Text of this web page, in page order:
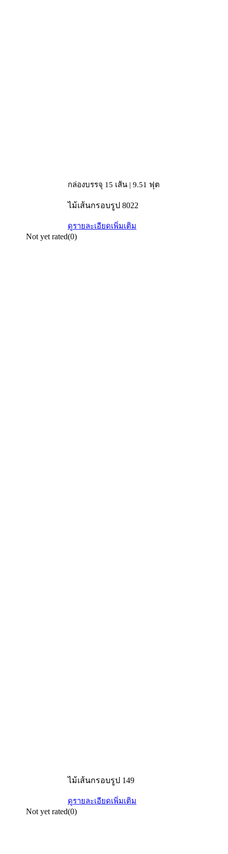
กล่องบรรจุ 15 เส้น | 9.51 ฟุต
ไม้เส้นกรอบรูป 8022
ดูรายละเอียดเพิ่มเติม
Not yet rated(0)
ไม้เส้นกรอบรูป 149
ดูรายละเอียดเพิ่มเติม
Not yet rated(0)